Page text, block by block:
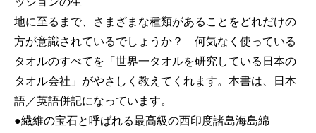
地に至るまで、さまざまな種類があることをどれだけの
方が意識されているでしょうか？ 何気なく使っている
タオルのすべてを「世界一タオルを研究している日本の
タオル会社」がやさしく教えてくれます。本書は、日本
語／英語併記になっています。
●繊維の宝石と呼ばれる最高級の西印度諸島海島綿